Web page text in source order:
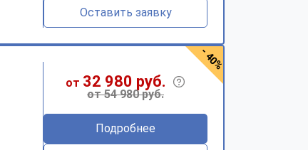
Оставить заявку
от 32 980 руб.
от 54 980 руб.
Подробнее
- 40%